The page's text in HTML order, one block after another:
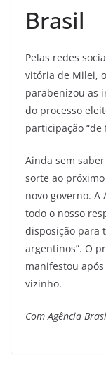
Brasil
Pelas redes
vitória de Milei,
parabenizou as
do processo
participação
Ainda sem
sorte ao
novo governo.
todo o nosso
disposição para
argentinos”. O
manifestou
vizinho.
Com Agência